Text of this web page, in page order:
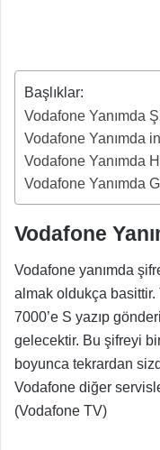
Başlıklar:
Vodafone Yanımda
Vodafone Yanımda
Vodafone Yanımda
Vodafone Yanımda
Vodafone
Vodafone yanımda
almak oldukça basittir.
7000’e S yazıp
gelecektir. Bu şifreyi
boyunca tekrardan
Vodafone diğer
(Vodafone TV)